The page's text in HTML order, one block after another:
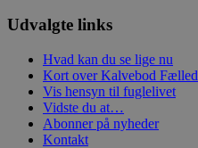
Udvalgte links
Hvad kan du se lige nu
Kort over Kalvebod Fælled
Vis hensyn til fuglelivet
Vidste du at…
Abonner på nyheder
Kontakt